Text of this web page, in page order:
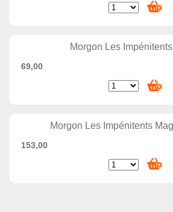
Morgon Les
69,00
Morgon Les Impénitents
153,00